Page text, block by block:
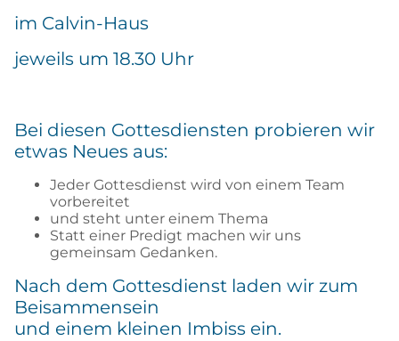
im Calvin-Haus
jeweils um 18.30 Uhr
Bei diesen Gottesdiensten probieren wir
etwas Neues aus:
Jeder Gottesdienst wird von einem Team
vorbereitet
und steht unter einem Thema
Statt einer Predigt machen wir uns
gemeinsam Gedanken.
Nach dem Gottesdienst laden wir zum
Beisammensein
und einem kleinen Imbiss ein.